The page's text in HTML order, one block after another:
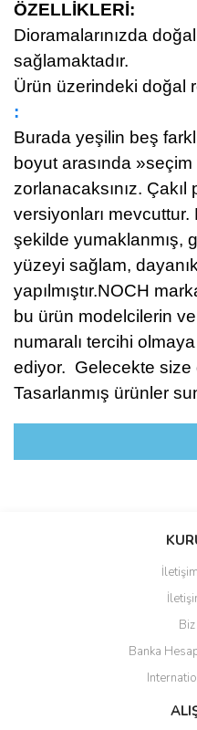
ÖZELLİKLERİ:
Dioramalarınızda
sağlamaktadır.
Ürün üzerindeki doğal
:
Burada yeşilin beş
boyut arasında
zorlanacaksınız.
versiyonları
şekilde yumaklanmış,
yüzeyi sağlam,
yapılmıştır.NOCH
bu ürün modelcilerin ve
numaralı tercihi
ediyor. Gelecekte
Tasarlanmış ürünler
Bu ürüne ilk
Banka